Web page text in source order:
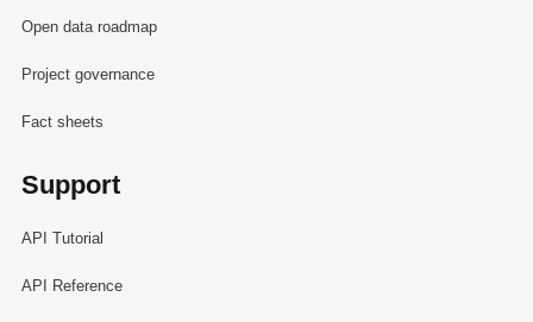
Open data roadmap
Project governance
Fact sheets
Support
API Tutorial
API Reference